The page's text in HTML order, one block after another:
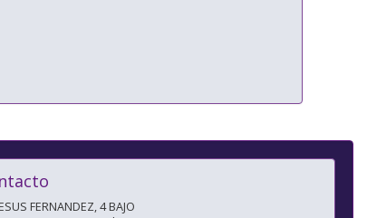
FERNANDEZ, 4 BAJO